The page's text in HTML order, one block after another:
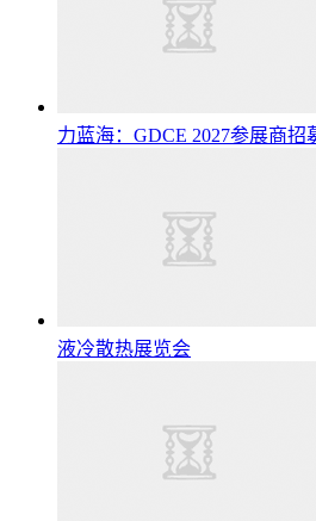
力蓝海：GDCE 2027参展商
液冷散热展览会